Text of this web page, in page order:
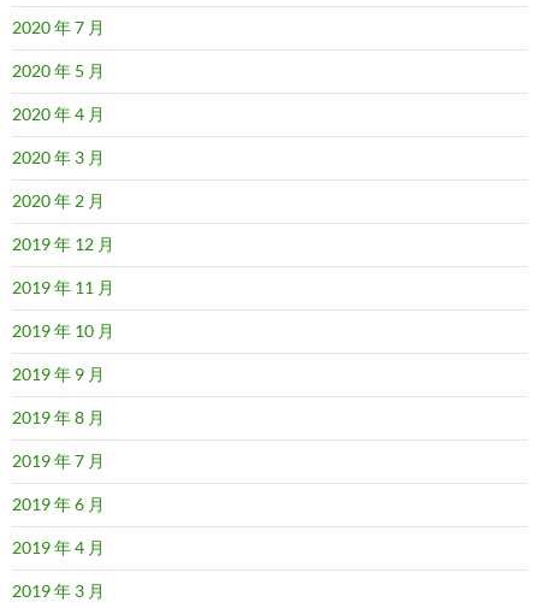
2020 年 7 月
2020 年 5 月
2020 年 4 月
2020 年 3 月
2020 年 2 月
2019 年 12 月
2019 年 11 月
2019 年 10 月
2019 年 9 月
2019 年 8 月
2019 年 7 月
2019 年 6 月
2019 年 4 月
2019 年 3 月